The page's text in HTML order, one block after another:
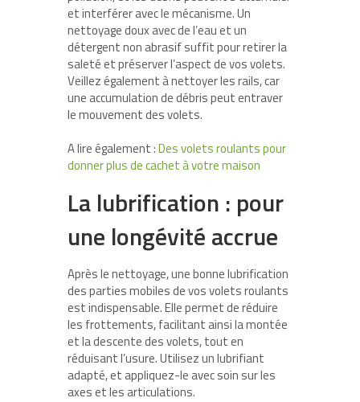
et interférer avec le mécanisme. Un
nettoyage doux avec de l’eau et un
détergent non abrasif suffit pour retirer la
saleté et préserver l’aspect de vos volets.
Veillez également à nettoyer les rails, car
une accumulation de débris peut entraver
le mouvement des volets.
A lire également :Des volets roulants pour
donner plus de cachet à votre maison
La lubrification : pour
une longévité accrue
Après le nettoyage, une bonne lubrification
des parties mobiles de vos volets roulants
est indispensable. Elle permet de réduire
les frottements, facilitant ainsi la montée
et la descente des volets, tout en
réduisant l’usure. Utilisez un lubrifiant
adapté, et appliquez-le avec soin sur les
axes et les articulations.